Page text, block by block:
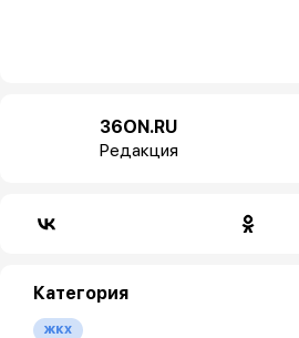
36ON.RU
Редакция
Категория
жкх